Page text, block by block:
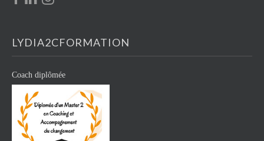
LYDIA2CFORMATION
Coach diplômée